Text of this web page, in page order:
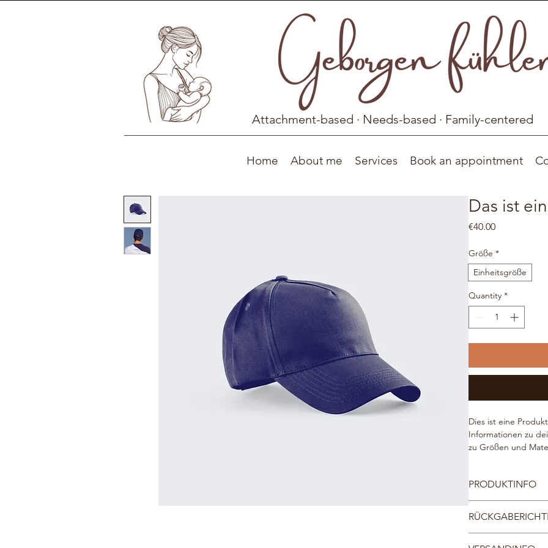
Attachment-based · Needs-based · Family-centered
Home About me Services Book an appointment
Das ist
€40.00Price
Größe *
Einheitsgröße
Quantity *
Dies ist eine
Informationen zu
zu Größen und
PRODUKTINFO
deinem Produkt
Materialien sowie